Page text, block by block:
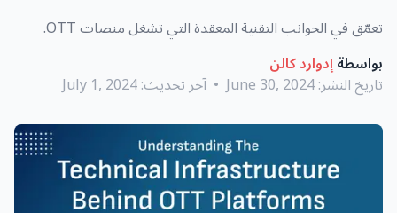
تعمّق في الجوانب التقنية المعقدة التي تشغل منصات OTT.
بواسطةإدوارد كالن
تاريخ النشر:June 30, 2024
• آخر تحديث:July 1, 2024